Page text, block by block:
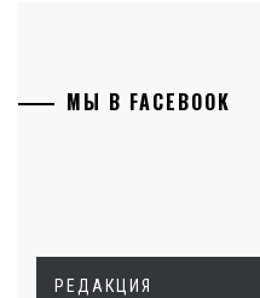
МЫ В FACEBOOK
РЕДАКЦИЯ